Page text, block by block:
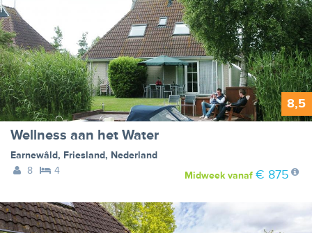
8,5
Wellness aan het Water
Earnewâld, Friesland, Nederland
8
4 Midweekvanaf € 875